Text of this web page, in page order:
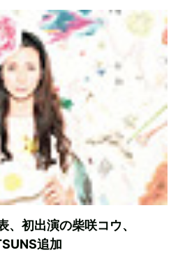
、初出演の柴咲コウ、
追加